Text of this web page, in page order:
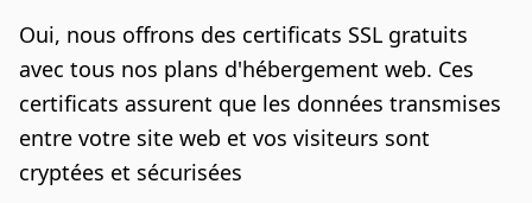
Oui, nous offrons des certificats SSL gratuits
avec tous nos plans d'hébergement web. Ces
certificats assurent que les données transmises
entre votre site web et vos visiteurs sont
cryptées et sécurisées